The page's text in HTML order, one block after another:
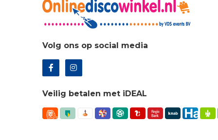
Volg ons op social media
Veilig betalen met iDEAL